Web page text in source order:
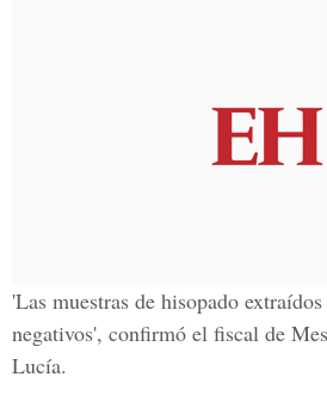
'Las muestras de hisopado
negativos', confirmó el fiscal de
Lucía.